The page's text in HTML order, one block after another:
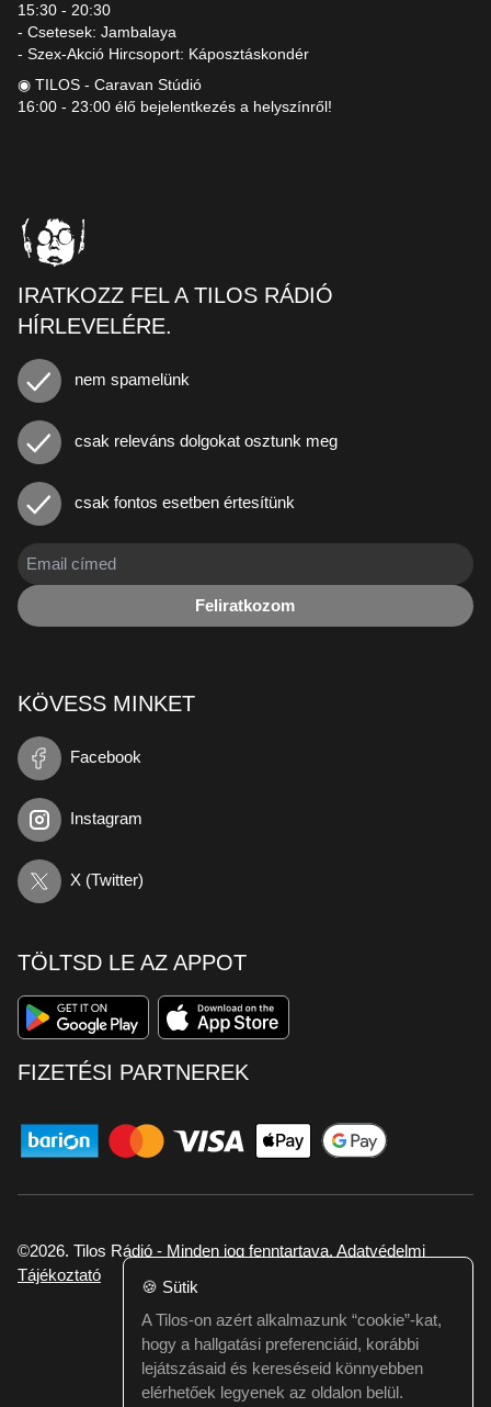
15:30 - 20:30
- Csetesek: Jambalaya
- Szex-Akció Hircsoport: Káposztáskondér
◉ TILOS - Caravan Stúdió
16:00 - 23:00 élő bejelentkezés a helyszínről!
IRATKOZZ FEL A TILOS RÁDIÓ
HÍRLEVELÉRE.
nem spamelünk
csak releváns dolgokat osztunk meg
csak fontos esetben értesítünk
Feliratkozom
KÖVESS MINKET
Facebook
Instagram
X (Twitter)
TÖLTSD LE AZ APPOT
FIZETÉSI PARTNEREK
©2026. Tilos Rádió - Minden jog fenntartava. Adatvédelmi
Tájékoztató
Ha hibát találtál vagy kérdésed van itt jelezd:
webmester@tilos.hu
🍪 Sütik
A Tilos-on azért alkalmazunk “cookie”-kat,
hogy a hallgatási preferenciáid, korábbi
lejátszásaid és kereséseid könnyebben
elérhetőek legyenek az oldalon belül.